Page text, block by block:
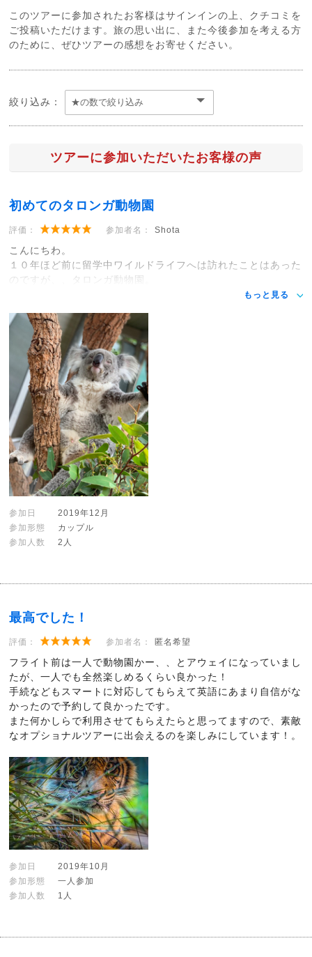
このツアーに参加されたお客様はサインインの上、クチコミを
ご投稿いただけます。旅の思い出に、また今後参加を考える方
のために、ぜひツアーの感想をお寄せください。
絞り込み：
ツアーに参加いただいたお客様の声
初めてのタロンガ動物園
評価： 参加者名： Shota
こんにちわ。
１０年ほど前に留学中ワイルドライフへは訪れたことはあった
のですが、、タロンガ動物園。
もっと見る
参加日
2019年12月
参加形態
カップル
参加人数
2人
最高でした！
評価： 参加者名： 匿名希望
フライト前は一人で動物園かー、、とアウェイになっていまし
たが、一人でも全然楽しめるくらい良かった！
手続などもスマートに対応してもらえて英語にあまり自信がな
かったので予約して良かったです。
また何かしらで利用させてもらえたらと思ってますので、素敵
なオプショナルツアーに出会えるのを楽しみにしています！。
参加日
2019年10月
参加形態
一人参加
参加人数
1人